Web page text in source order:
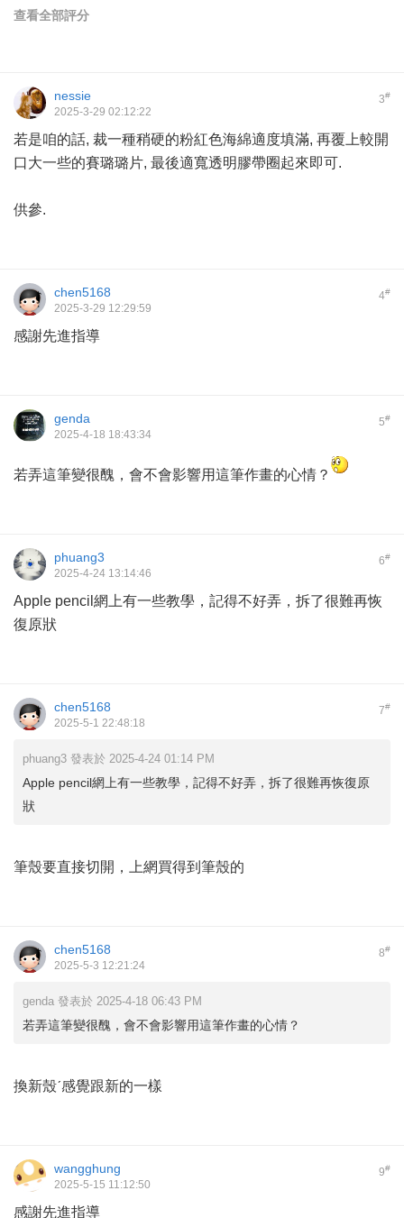
查看全部評分
3#
nessie
2025-3-29 02:12:22
若是咱的話, 裁一種稍硬的粉紅色海綿適度填滿, 再覆上較開
口大一些的賽璐璐片, 最後適寬透明膠帶圈起來即可.
供參.
4#
chen5168
2025-3-29 12:29:59
感謝先進指導
5#
genda
2025-4-18 18:43:34
若弄這筆變很醜，會不會影響用這筆作畫的心情？
6#
phuang3
2025-4-24 13:14:46
Apple pencil網上有一些教學，記得不好弄，拆了很難再恢
復原狀
7#
chen5168
2025-5-1 22:48:18
phuang3 發表於 2025-4-24 01:14 PM
Apple pencil網上有一些教學，記得不好弄，拆了很難再恢復原
狀
筆殼要直接切開，上網買得到筆殼的
8#
chen5168
2025-5-3 12:21:24
genda 發表於 2025-4-18 06:43 PM
若弄這筆變很醜，會不會影響用這筆作畫的心情？
換新殼ˊ感覺跟新的一樣
9#
wangghung
2025-5-15 11:12:50
感謝先進指導